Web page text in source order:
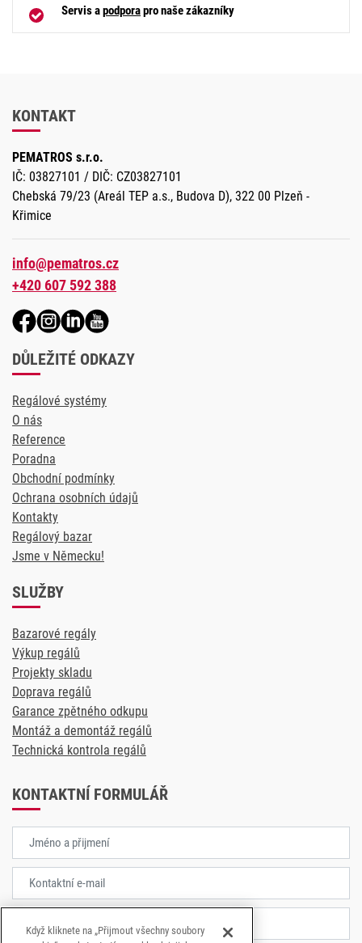
Servis apodporapro naše zákazníky
KONTAKT
PEMATROS s.r.o.
IČ: 03827101 / DIČ: CZ03827101
Chebská 79/23 (Areál TEP a.s., Budova D), 322 00 Plzeň -
Křimice
info@pematros.cz
+420 607 592 388
DŮLEŽITÉ ODKAZY
Regálové systémy
O nás
Reference
Poradna
Obchodní podmínky
Ochrana osobních údajů
Kontakty
Regálový bazar
Jsme v Německu!
SLUŽBY
Bazarové regály
Výkup regálů
Projekty skladu
Doprava regálů
Garance zpětného odkupu
Montáž a demontáž regálů
Technická kontrola regálů
KONTAKTNÍ FORMULÁŘ
Když kliknete na „Přijmout všechny soubory